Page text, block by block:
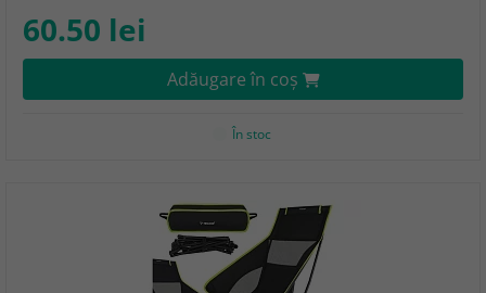
60.50 lei
Adăugare în coş
În stoc